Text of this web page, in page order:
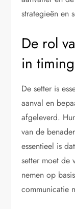
strategieën en
De rol
in timing
De setter is
aanval en
afgeleverd.
van de
essentieel is
setter moet de
nemen op
communicatie